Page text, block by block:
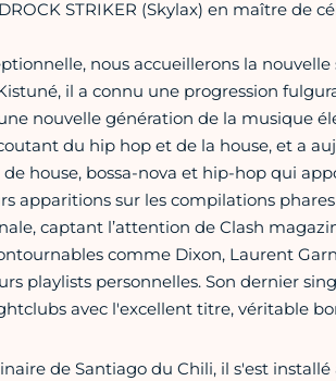
STRIKER (Skylax) en maître de
nous accueillerons la nouvelle
il a connu une progression
nouvelle génération de la musique
du hip hop et de la house, et a
house, bossa-nova et hip-hop qui
apparitions sur les compilations
captant l’attention de Clash
comme Dixon, Laurent
playlists personnelles. Son dernier
avec l'excellent titre, véritable
de Santiago du Chili, il s'est